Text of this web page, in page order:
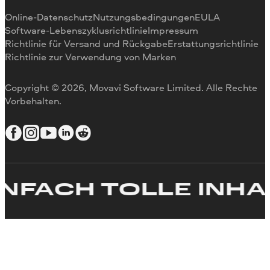
Video drehen
Videogröße ändern
Video umkehren
Video stabilisieren
Text zum Video hinzufügen
Video erstellen
Copyright © 2026, Movavi Software Limited. Alle Rechte
Vorbehalten.
Online-DatenschutzNutzungsbedingungenEULA
Software-LebenszyklusrichtlinieImpressum
Richtlinie für Versand und RückgabeErstattungsrichtlinie
Richtlinie zur Verwendung von Marken
TOLLE